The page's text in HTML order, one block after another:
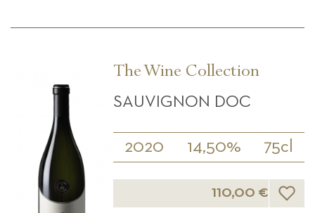
The Wine Collection
SAUVIGNON DOC
2020 14,50% 75cl
110,00 € Lista